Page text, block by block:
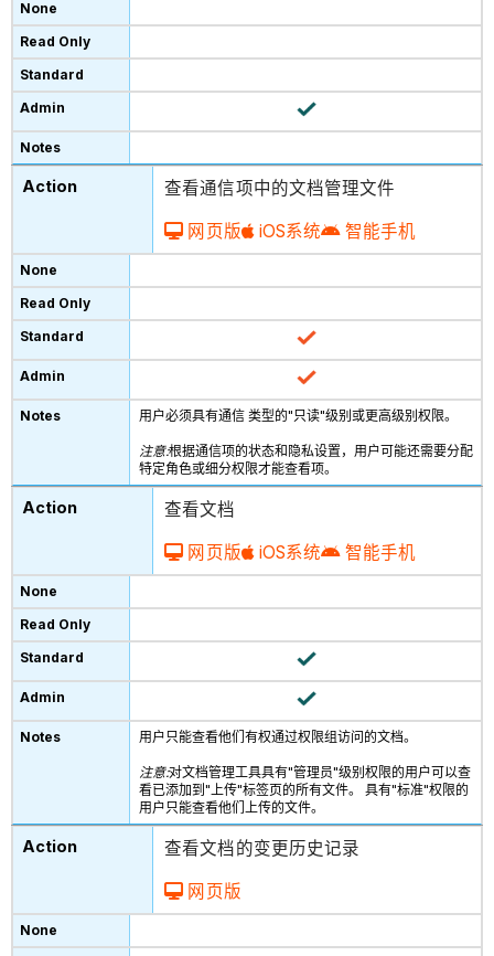
查看通信项中的文档管理文件
网页版 iOS系统 智能手机
用户必须具有通信 类型的"只读"级别或更高级别权限。
注意:根据通信项的状态和隐私设置，用户可能还需要分配
特定角色或细分权限才能查看项。
查看文档
网页版 iOS系统 智能手机
用户只能查看他们有权通过权限组访问的文档。
注意:对文档管理工具具有"管理员"级别权限的用户可以查
看已添加到"上传"标签页的所有文件。 具有"标准"权限的
用户只能查看他们上传的文件。
查看文档的变更历史记录
网页版